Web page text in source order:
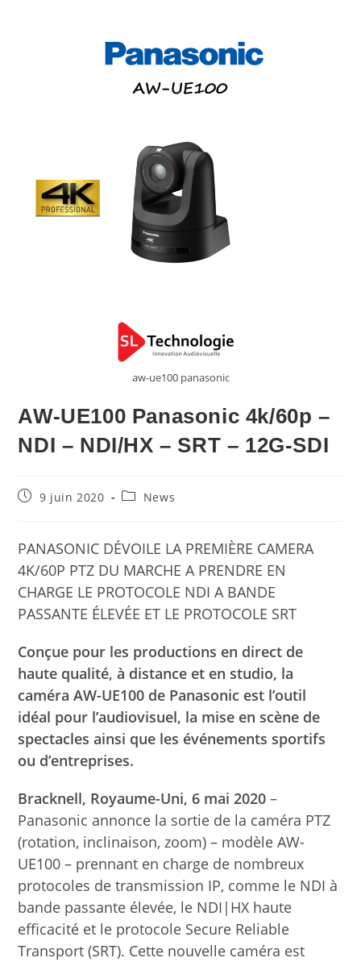
aw-ue100 panasonic
AW-UE100 Panasonic 4k/60p –
NDI – NDI/HX – SRT – 12G-SDI
9 juin 2020 News
PANASONIC DÉVOILE LA PREMIÈRE CAMERA
4K/60P PTZ DU MARCHE A PRENDRE EN
CHARGE LE PROTOCOLE NDI A BANDE
PASSANTE ÉLEVÉE ET LE PROTOCOLE SRT
Conçue pour les productions en direct de
haute qualité, à distance et en studio, la
caméra AW-UE100 de Panasonic est l’outil
idéal pour l’audiovisuel, la mise en scène de
spectacles ainsi que les événements sportifs
ou d’entreprises.
Bracknell, Royaume-Uni, 6 mai 2020 –
Panasonic annonce la sortie de la caméra PTZ
(rotation, inclinaison, zoom) – modèle AW-
UE100 – prennant en charge de nombreux
protocoles de transmission IP, comme le NDI à
bande passante élevée, le NDI|HX haute
efficacité et le protocole Secure Reliable
Transport (SRT). Cette nouvelle caméra est